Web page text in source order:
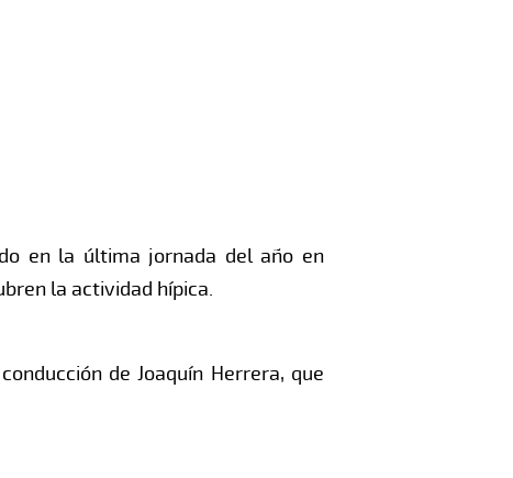
en la última jornada del año en
la actividad hípica.
de Joaquín Herrera, que